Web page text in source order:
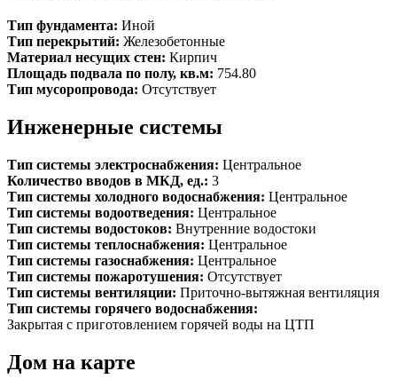
Тип фундамента: Иной
Тип перекрытий: Железобетонные
Материал несущих стен: Кирпич
Площадь подвала по полу, кв.м: 754.80
Тип мусоропровода: Отсутствует
Инженерные системы
Тип системы электроснабжения: Центральное
Количество вводов в МКД, ед.: 3
Тип системы холодного водоснабжения: Центральное
Тип системы водоотведения: Центральное
Тип системы водостоков: Внутренние водостоки
Тип системы теплоснабжения: Центральное
Тип системы газоснабжения: Центральное
Тип системы пожаротушения: Отсутствует
Тип системы вентиляции: Приточно-вытяжная вентиляция
Тип системы горячего водоснабжения:
Закрытая с приготовлением горячей воды на ЦТП
Дом на карте